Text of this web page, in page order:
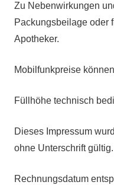
Zu Nebenwirkungen
Packungsbeilage oder
Apotheker.
Mobilfunkpreise
Füllhöhe technisch
Dieses Impressum
ohne Unterschrift gültig.
Rechnungsdatum